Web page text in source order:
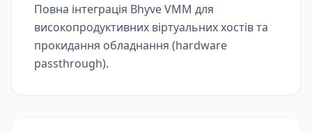
Повна інтеграція Bhyve VMM для
високопродуктивних віртуальних хостів та
прокидання обладнання (hardware
passthrough).